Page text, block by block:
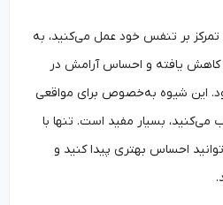
بر تنفس خود عمل می‌کنید، به
یافته و احساس آرامش در
شیوه به‌خصوص برای مواقعی
بسیار مفید است. تنها با
احساس بهتری پیدا کنید و